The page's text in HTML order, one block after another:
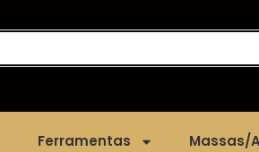
Ferramentas Massas/